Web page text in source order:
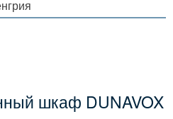
шкаф DUNAVOX